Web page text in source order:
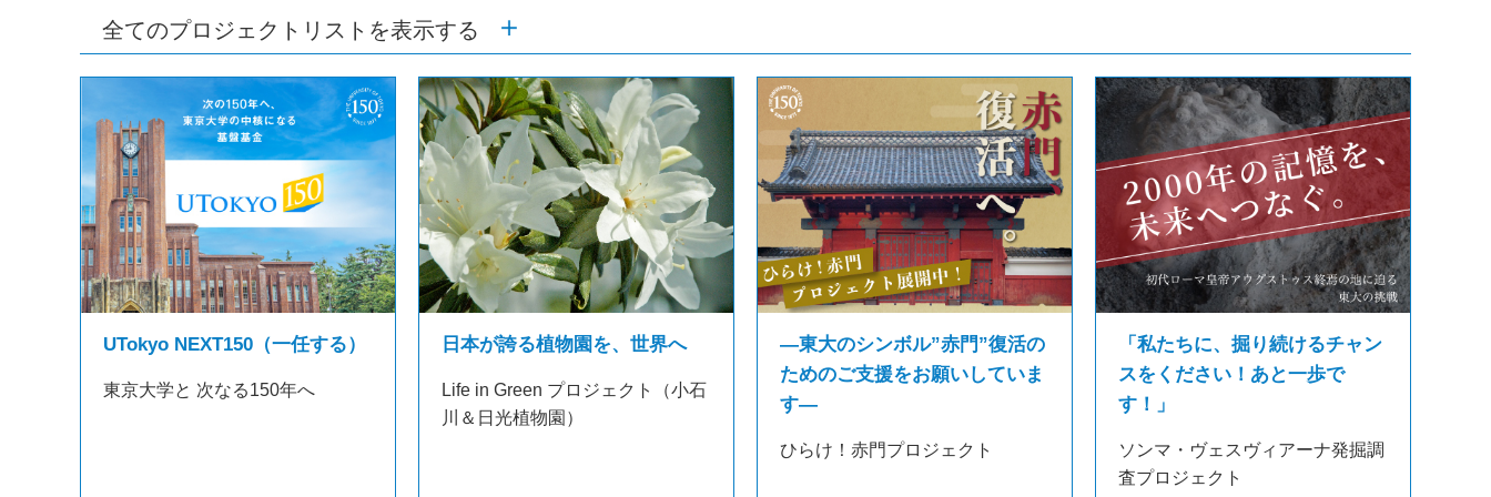
全てのプロジェクトリストを表示する
UTokyo NEXT150（一任する）
東京大学と 次なる150年へ
日本が誇る植物園を、世界へ
Life in Green プロジェクト（小石
川＆日光植物園）
―東大のシンボル”赤門”復活の
ためのご支援をお願いしていま
す―
ひらけ！赤門プロジェクト
「私たちに、掘り続けるチャン
スをください！あと一歩で
す！」
ソンマ・ヴェスヴィアーナ発掘調
査プロジェクト